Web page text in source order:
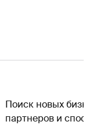
Поиск новых
партнеров и